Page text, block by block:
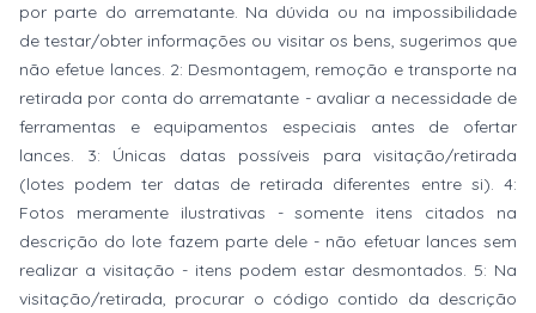
por parte do arrematante. Na dúvida ou na impossibilidade
de testar/obter informações ou visitar os bens, sugerimos que
não efetue lances. 2: Desmontagem, remoção e transporte na
retirada por conta do arrematante - avaliar a necessidade de
ferramentas e equipamentos especiais antes de ofertar
lances. 3: Únicas datas possíveis para visitação/retirada
(lotes podem ter datas de retirada diferentes entre si). 4:
Fotos meramente ilustrativas - somente itens citados na
descrição do lote fazem parte dele - não efetuar lances sem
realizar a visitação - itens podem estar desmontados. 5: Na
visitação/retirada, procurar o código contido da descrição